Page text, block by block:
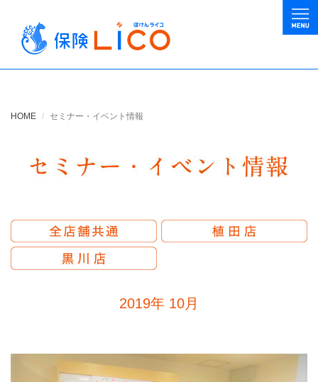
HOME セミナー・イベント情報
2019年 10月